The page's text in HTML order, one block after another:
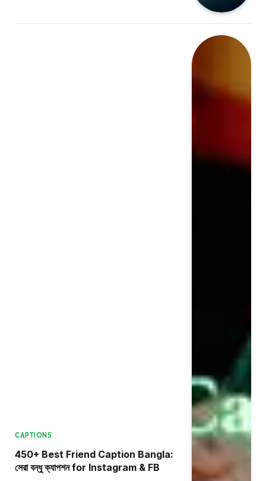
CAPTIONS
450+ Best Friend Caption Bangla:
সেরা বন্ধু ক্যাপশন for Instagram & FB